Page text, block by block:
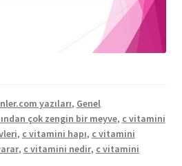
yazıları, Genel
çok zengin bir meyve, c vitamini
, c vitamini hapı, c vitamini
, c vitamini nedir, c vitamini